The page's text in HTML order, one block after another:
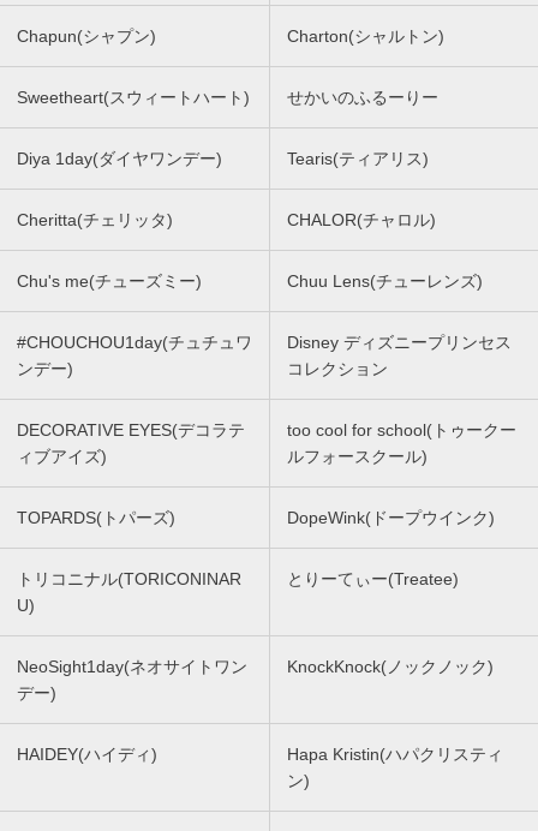
Chapun(シャプン) Charton(シャルトン)
Sweetheart(スウィートハート) せかいのふるーりー
Diya 1day(ダイヤワンデー) Tearis(ティアリス)
Cheritta(チェリッタ) CHALOR(チャロル)
Chu's me(チューズミー) Chuu Lens(チューレンズ)
#CHOUCHOU1day(チュチュワ
ンデー)
Disney ディズニープリンセス
コレクション
DECORATIVE EYES(デコラテ
ィブアイズ)
too cool for school(トゥークー
ルフォースクール)
TOPARDS(トパーズ) DopeWink(ドープウインク)
トリコニナル(TORICONINAR
U)
とりーてぃー(Treatee)
NeoSight1day(ネオサイトワン
デー)
KnockKnock(ノックノック)
HAIDEY(ハイディ)
Hapa Kristin(ハパクリスティ
ン)